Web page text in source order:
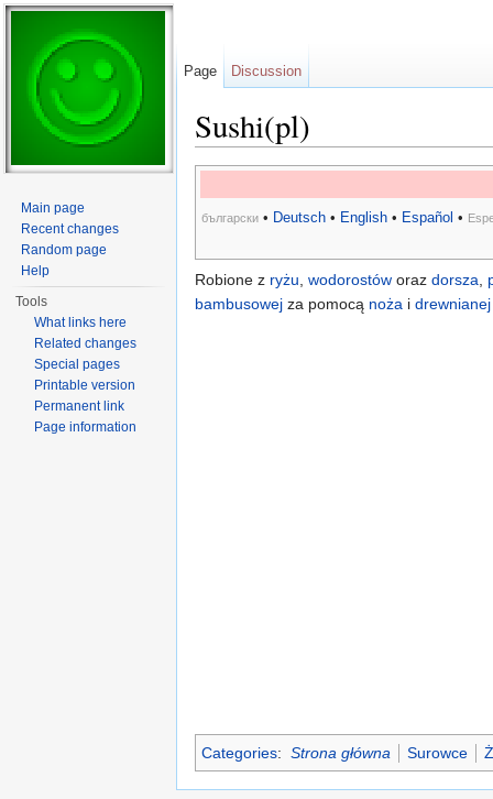
Sushi(pl)
български • Deutsch • English • Español •
Robione z ryżu, wodorostów oraz dorsza,
bambusowej za pomocą noża i
Categories: Strona główna Surowce
Page Discussion
Main page
Recent changes
Random page
Help
Tools
What links here
Related changes
Special pages
Printable version
Permanent link
Page information